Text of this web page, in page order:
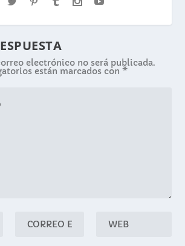
electrónico no será publicada.
están marcados con*